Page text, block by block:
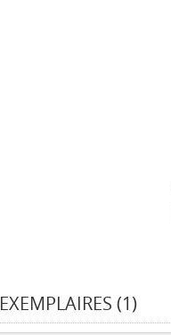
EXEMPLAIRES (1)